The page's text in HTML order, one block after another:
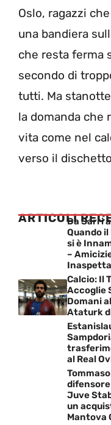
Oslo, ragazzi
una bandiera
che resta ferma
secondo di
tutti. Ma
la domanda che
vita come nel
verso il
ARTICOLIDa Sarri
Quando il
si è
–
Calcio: Il
Accoglie
Domani
Ataturk
al Real
Juve
un
Mantova